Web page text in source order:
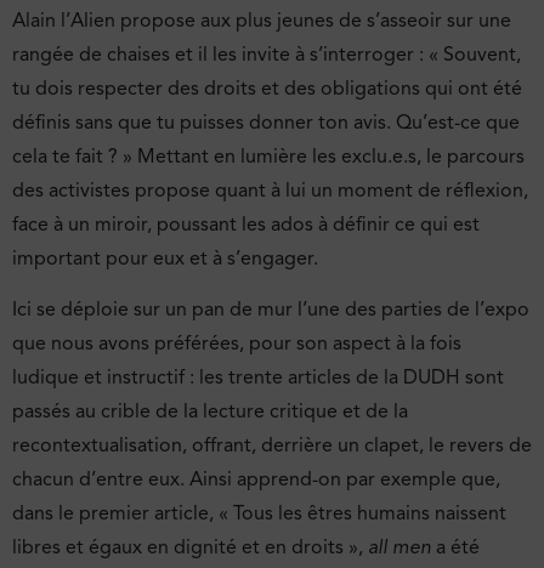
Alain l’Alien propose aux plus jeunes de s’asseoir sur une
rangée de chaises et il les invite à s’interroger : « Souvent,
tu dois respecter des droits et des obligations qui ont été
définis sans que tu puisses donner ton avis. Qu’est-ce que
cela te fait ? » Mettant en lumière les exclu.e.s, le parcours
des activistes propose quant à lui un moment de réflexion,
face à un miroir, poussant les ados à définir ce qui est
important pour eux et à s’engager.
Ici se déploie sur un pan de mur l’une des parties de l’expo
que nous avons préférées, pour son aspect à la fois
ludique et instructif : les trente articles de la DUDH sont
passés au crible de la lecture critique et de la
recontextualisation, offrant, derrière un clapet, le revers de
chacun d’entre eux. Ainsi apprend-on par exemple que,
dans le premier article, « Tous les êtres humains naissent
libres et égaux en dignité et en droits », all men a été